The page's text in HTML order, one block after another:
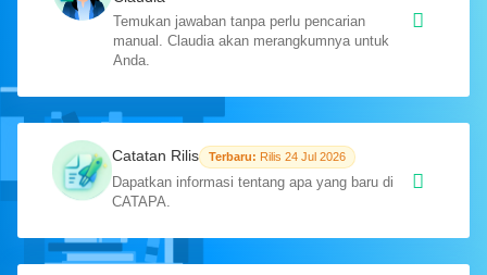
Temukan jawaban tanpa perlu pencarian
manual. Claudia akan merangkumnya untuk
Anda.
Catatan Rilis Terbaru: Rilis 24 Jul 2026
Dapatkan informasi tentang apa yang baru di
CATAPA.